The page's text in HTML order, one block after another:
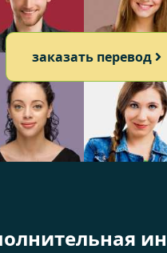
заказать перевод